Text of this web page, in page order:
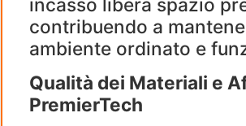
incasso libera spazio
contribuendo a
ambiente ordinato e
Qualità dei Materiali e
PremierTech